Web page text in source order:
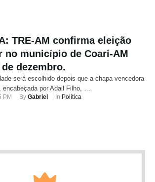
TRE-AM confirma eleição
no município de Coari-AM
dezembro.
será escolhido depois que a chapa vencedora
encabeçada por Adail Filho, …
PM By Gabriel In Política